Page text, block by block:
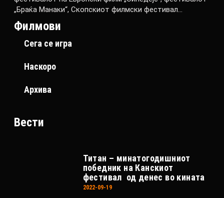
„Браќа Манаки“, Скопскиот филмски фестивал…
Филмови
Сега се игра
Наскоро
Архива
Вести
Титан – минатогодишниот
победник на Канскиот
фестивал од денес во кината
2022-09-19